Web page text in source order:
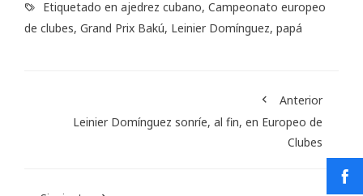
Etiquetado en ajedrez cubano, Campeonato europeo
de clubes, Grand Prix Bakú, Leinier Domínguez, papá
Anterior
Leinier Domínguez sonríe, al fin, en Europeo de
Clubes